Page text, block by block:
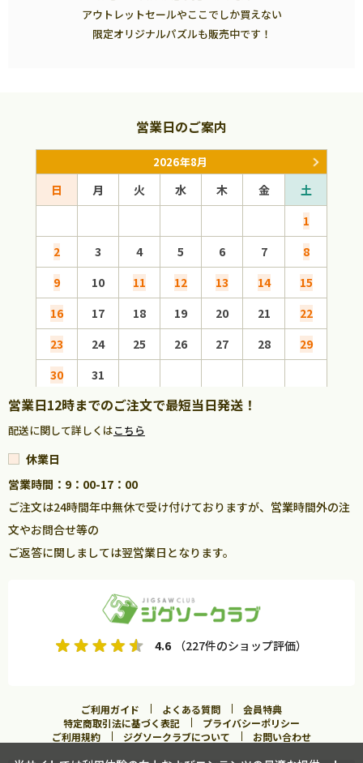
アウトレットセールやここでしか買えない
限定オリジナルパズルも販売中です！
営業日のご案内
2026年8月
日 月 火 水 木 金
土
1
2
3 4 5 6 7
8
9
10 11 12 13 14
15
16
17 18 19 20 21
22
23
24 25 26 27 28
29
30
31
営業日12時までのご注文で最短当日発送！
配送に関して詳しくはこちら
休業日
営業時間：9：00-17：00
ご注文は24時間年中無休で受け付けておりますが、営業時間外の注
文やお問合せ等の
ご返答に関しましては翌営業日となります。
4.6 （227件のショップ評価）
ご利用ガイド よくある質問
会員特典
特定商取引法に基づく表記
プライバシーポリシー
ご利用規約
ジグソークラブについて お問い合わせ